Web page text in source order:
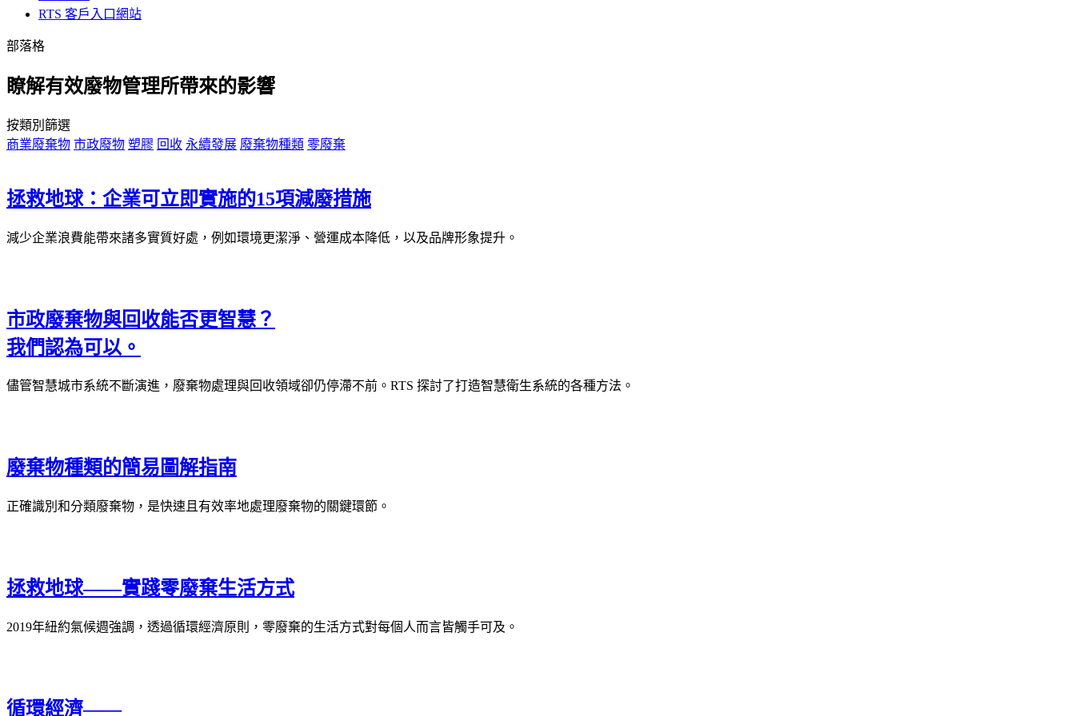
RTS 客戶入口網站
部落格
瞭解有效廢物管理所帶來的影響
按類別篩選
商業廢棄物 市政廢物 塑膠 回收 永續發展 廢棄物種類 零廢棄
拯救地球：企業可立即實施的15項減廢措施
減少企業浪費能帶來諸多實質好處，例如環境更潔淨、營運成本降低，以及品牌形象提升。
市政廢棄物與回收能否更智慧？
我們認為可以。
儘管智慧城市系統不斷演進，廢棄物處理與回收領域卻仍停滯不前。RTS 探討了打造智慧衛生系統的各種方法。
廢棄物種類的簡易圖解指南
正確識別和分類廢棄物，是快速且有效率地處理廢棄物的關鍵環節。
拯救地球——實踐零廢棄生活方式
2019年紐約氣候週強調，透過循環經濟原則，零廢棄的生活方式對每個人而言皆觸手可及。
循環經濟——